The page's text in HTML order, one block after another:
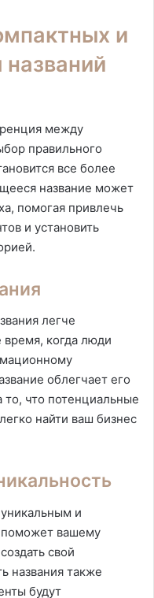
и
между
правильного
все более
название может
помогая привлечь
и установить
легче
когда люди
облегчает его
что потенциальные
найти ваш бизнес
и
поможет вашему
свой
названия также
будут